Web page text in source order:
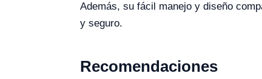
Además, su fácil manejo y diseño
y seguro.
Recomendaciones